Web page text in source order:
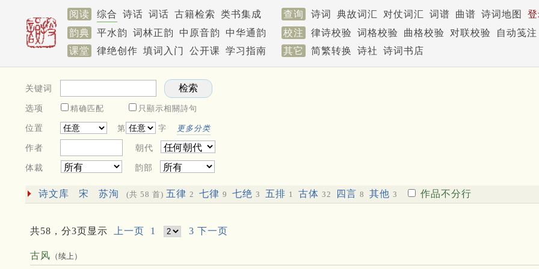
阅读 综合 诗话 词话 古籍检索 类书集成 查询 诗词 典故词汇 对仗词汇 词谱 曲谱 诗词地图
韵典
平水韵 词林正韵 中原音韵 中华通韵 校注 律诗校验 词格校验 曲格校验 对联校验
自动笺注
课堂
律绝创作 填词入门 公开课 学习指南 其它 简繁转换 诗社 诗词书店
关键词
选项 精确匹配 只顯示相關詩句
位置 第 字 更多分类
作者 朝代
体裁 韵部
诗文库 宋 苏洵 (共 58 首) 五律 2 七律 9 七绝 3 五排 1 古体 32 四言 8 其他 3 作品不分行
共58，分3页显示 上一页 1 3 下一页
古风 （续上）